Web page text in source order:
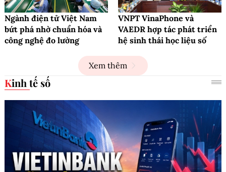
Ngành điện tử Việt Nam
bứt phá nhờ chuẩn hóa và
công nghệ đo lường
VNPT VinaPhone và
VAEDR hợp tác phát triển
hệ sinh thái học liệu số
Xem thêm
Kinh tế số